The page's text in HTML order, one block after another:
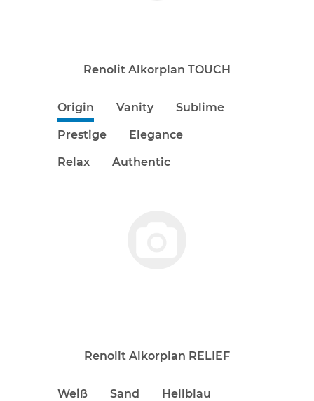
Renolit Alkorplan TOUCH
Origin Vanity Sublime
Prestige Elegance
Relax Authentic
Renolit Alkorplan RELIEF
Weiß Sand Hellblau